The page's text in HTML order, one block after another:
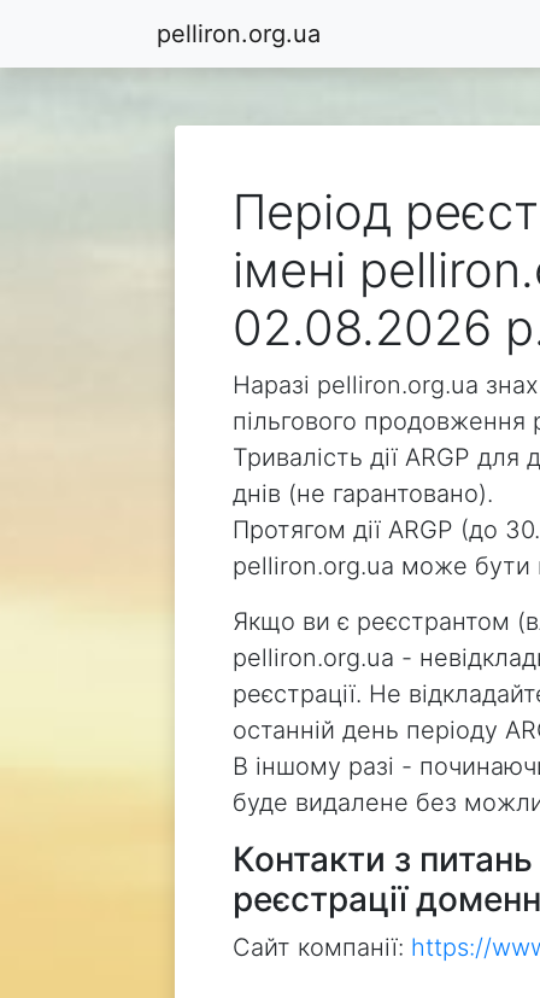
pelliron.org.ua
Період
імені
02.08.2026
Наразі pelliron.org.ua
пільгового продовження
Тривалість дії ARGP
днів (не гарантовано).
Протягом дії ARGP (до
pelliron.org.ua може бути
Якщо ви є реєстрантом
pelliron.org.ua -
реєстрації. Не
останній день періоду
В іншому разі -
буде видалене без
Контакти з
реєстрації
Сайт компанії: https://